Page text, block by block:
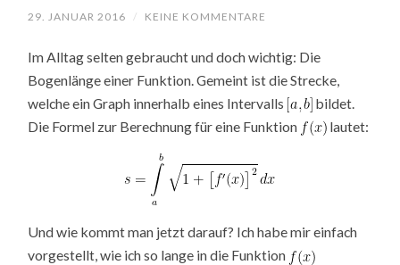
29. JANUAR 2016 / KEINE KOMMENTARE
Im Alltag selten gebraucht und doch wichtig: Die
Bogenlänge einer Funktion. Gemeint ist die Strecke,
welche ein Graph innerhalb eines Intervalls
bildet.
Die Formel zur Berechnung für eine Funktion
lautet:
Und wie kommt man jetzt darauf? Ich habe mir einfach
vorgestellt, wie ich so lange in die Funktion